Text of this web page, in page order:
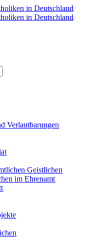
Verlautbarungen
Geistlichen
im Ehrenamt